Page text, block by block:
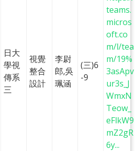
日大
學視
傳系
三
視覺
整合
設計
李尉
郎,吳
珮涵
(三)6
-9
teams.
micros
oft.co
m/l/tea
m/19%
3asApv
ur3s_J
WmxN
Teow_
eFlkW9
mZ2gR
6y...